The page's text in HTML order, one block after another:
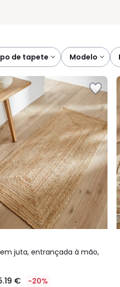
de tapete modelo
juta, entrançada à mão,
€ -20%